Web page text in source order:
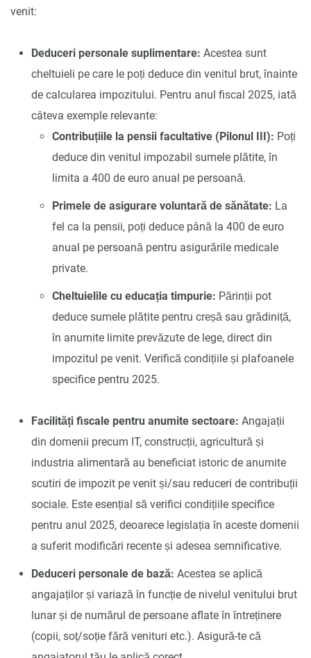
venit:
Deduceri personale suplimentare: Acestea sunt
cheltuieli pe care le poți deduce din venitul brut, înainte
de calcularea impozitului. Pentru anul fiscal 2025, iată
câteva exemple relevante:
Contribuțiile la pensii facultative (Pilonul III): Poți
deduce din venitul impozabil sumele plătite, în
limita a 400 de euro anual pe persoană.
Primele de asigurare voluntară de sănătate: La
fel ca la pensii, poți deduce până la 400 de euro
anual pe persoană pentru asigurările medicale
private.
Cheltuielile cu educația timpurie: Părinții pot
deduce sumele plătite pentru creșă sau grădiniță,
în anumite limite prevăzute de lege, direct din
impozitul pe venit. Verifică condițiile și plafoanele
specifice pentru 2025.
Facilități fiscale pentru anumite sectoare: Angajații
din domenii precum IT, construcții, agricultură și
industria alimentară au beneficiat istoric de anumite
scutiri de impozit pe venit și/sau reduceri de contribuții
sociale. Este esențial să verifici condițiile specifice
pentru anul 2025, deoarece legislația în aceste domenii
a suferit modificări recente și adesea semnificative.
Deduceri personale de bază: Acestea se aplică
angajaților și variază în funcție de nivelul venitului brut
lunar și de numărul de persoane aflate în întreținere
(copii, soț/soție fără venituri etc.). Asigură-te că